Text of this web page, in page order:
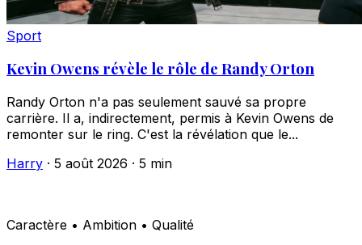
Sport
Kevin Owens révèle le rôle de Randy Orton
Randy Orton n'a pas seulement sauvé sa propre
carrière. Il a, indirectement, permis à Kevin Owens de
remonter sur le ring. C'est la révélation que le...
Harry · 5 août 2026 · 5 min
Caractère • Ambition • Qualité